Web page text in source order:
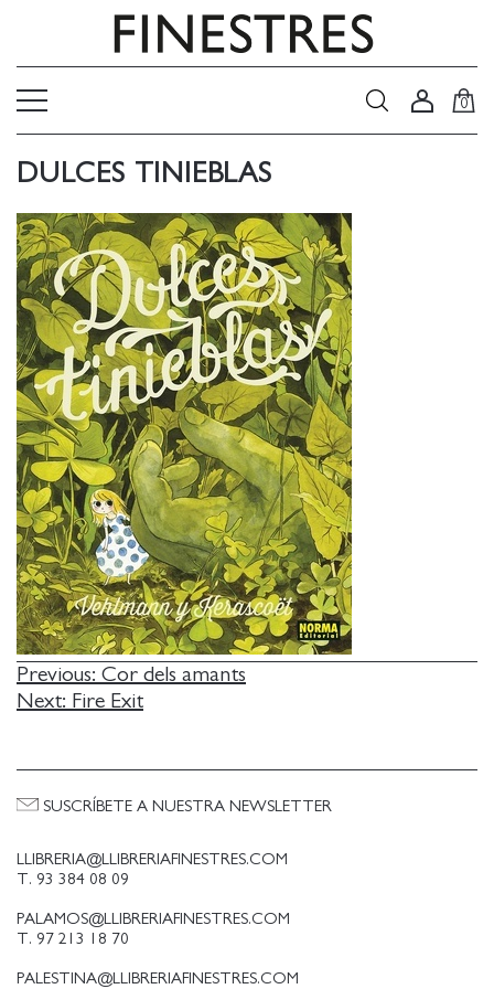
0
DULCES TINIEBLAS
NAVEGACIÓN
DE
Previous: Cor dels amants
Next: Fire Exit
LLIBRERIA@LLIBRERIAFINESTRES.COM
T. 93 384 08 09
PALAMOS@LLIBRERIAFINESTRES.COM
T. 97 213 18 70
PALESTINA@LLIBRERIAFINESTRES.COM
SUSCRÍBETE A NUESTRA NEWSLETTER